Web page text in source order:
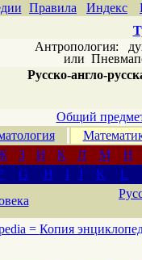
Правила Индекс
Антропология:
или
Русско-англо-
Общий
З И К Л М
Н
G H I J K
L
= Копия